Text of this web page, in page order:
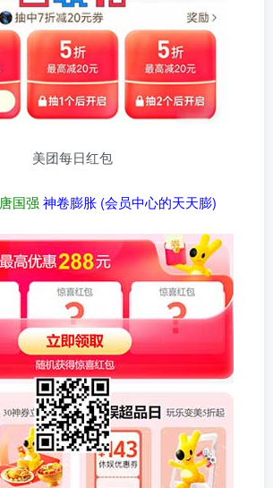
美团每日红包
唐国强 神卷膨胀 (会员中心的天天膨)